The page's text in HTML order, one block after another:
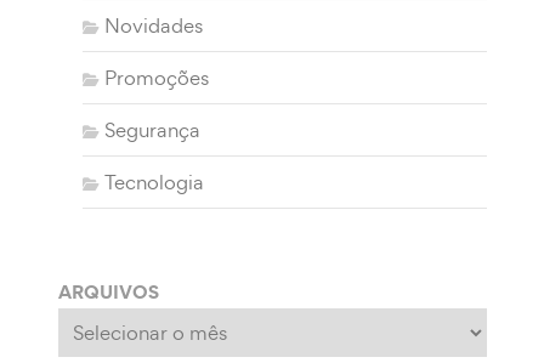
Novidades
Promoções
Segurança
Tecnologia
ARQUIVOS
Arquivos